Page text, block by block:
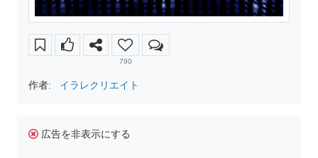
790
作者: イラレクリエイト
広告を非表示にする